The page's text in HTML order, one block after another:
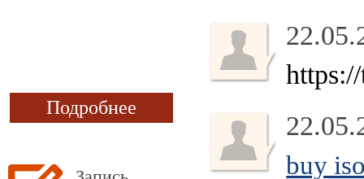
Подробнее
buy